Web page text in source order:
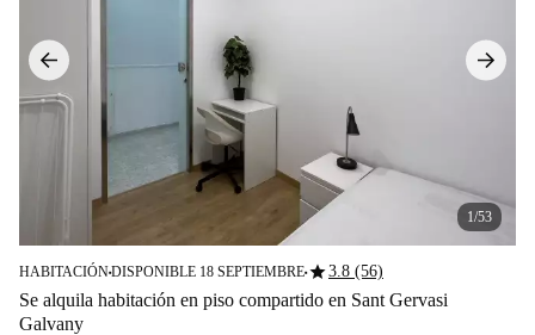
1/53
HABITACIÓN■DISPONIBLE 18 SEPTIEMBRE■star3.8 (56)
Se alquila habitación en piso compartido en Sant Gervasi
Galvany